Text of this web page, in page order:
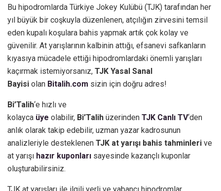
Bu hipodromlarda Türkiye Jokey Kulübü (TJK) tarafından her
yıl büyük bir coşkuyla düzenlenen, atçılığın zirvesini temsil
eden kupalı koşulara bahis yapmak artık çok kolay ve
güvenilir. At yarışlarının kalbinin attığı, efsanevi safkanların
kıyasıya mücadele ettiği hipodromlardaki önemli yarışları
kaçırmak istemiyorsanız, TJK Yasal Sanal
Bayisi olan Bitalih.com sizin için doğru adres!
Bi’Talih‘e hızlı ve
kolayca üye olabilir, Bi’Talih üzerinden TJK Canlı TV‘den
anlık olarak takip edebilir, uzman yazar kadrosunun
analizleriyle desteklenen TJK at yarışı bahis tahminleri ve
at yarışı hazır kuponları sayesinde kazançlı kuponlar
oluşturabilirsiniz.
TJK at yarışları ile ilgili yerli ve yabancı hipodromlar